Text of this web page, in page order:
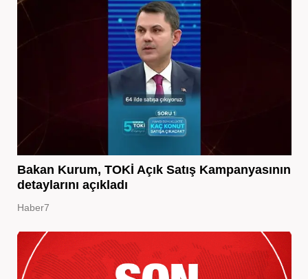
Bakan Kurum, TOKİ Açık Satış Kampanyasının
detaylarını açıkladı
Haber7